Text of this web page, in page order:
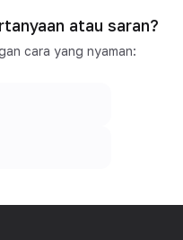
atau saran?
cara yang nyaman: